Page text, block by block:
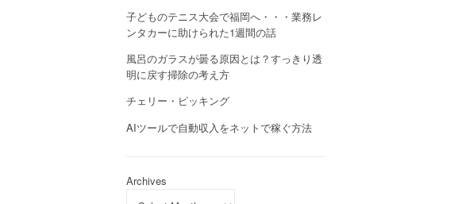
子どものテニス大会で福岡へ・・・業務レ
ンタカーに助けられた1週間の話
風呂のガラスが曇る原因とは？すっきり透
明に戻す掃除の考え方
チェリー・ピッキング
AIツールで自動収入をネットで稼ぐ方法
Archives